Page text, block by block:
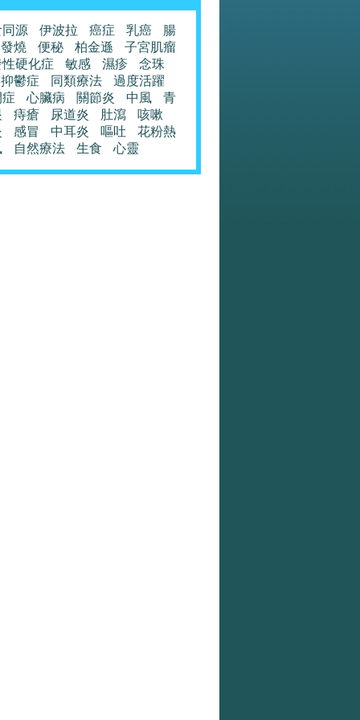
源 伊波拉 癌症 乳癌
腸
發燒
便秘 柏金遜
子宮肌瘤
硬化症
敏感 濕疹
念珠
抑鬱症
同類療法
過度活躍
心臟病 關節炎 中風
青
痔瘡 尿道炎 肚瀉
咳嗽
感冒 中耳炎 嘔吐
花粉熱
自然療法 生食 心靈